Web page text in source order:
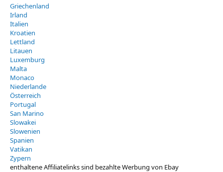
Griechenland
Irland
Italien
Kroatien
Lettland
Litauen
Luxemburg
Malta
Monaco
Niederlande
Österreich
Portugal
San Marino
Slowakei
Slowenien
Spanien
Vatikan
Zypern
enthaltene Affiliatelinks sind bezahlte Werbung von Ebay